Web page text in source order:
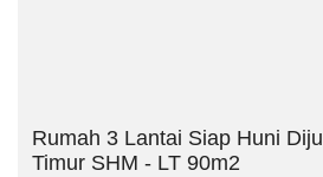
Rumah 3 Lantai Siap Huni
Timur SHM - LT 90m2